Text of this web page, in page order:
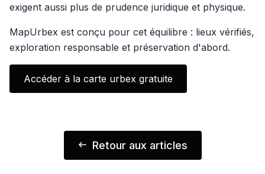
exigent aussi plus de prudence juridique et physique.
MapUrbex est conçu pour cet équilibre : lieux vérifiés,
exploration responsable et préservation d'abord.
Accéder à la carte urbex gratuite
Retour aux articles